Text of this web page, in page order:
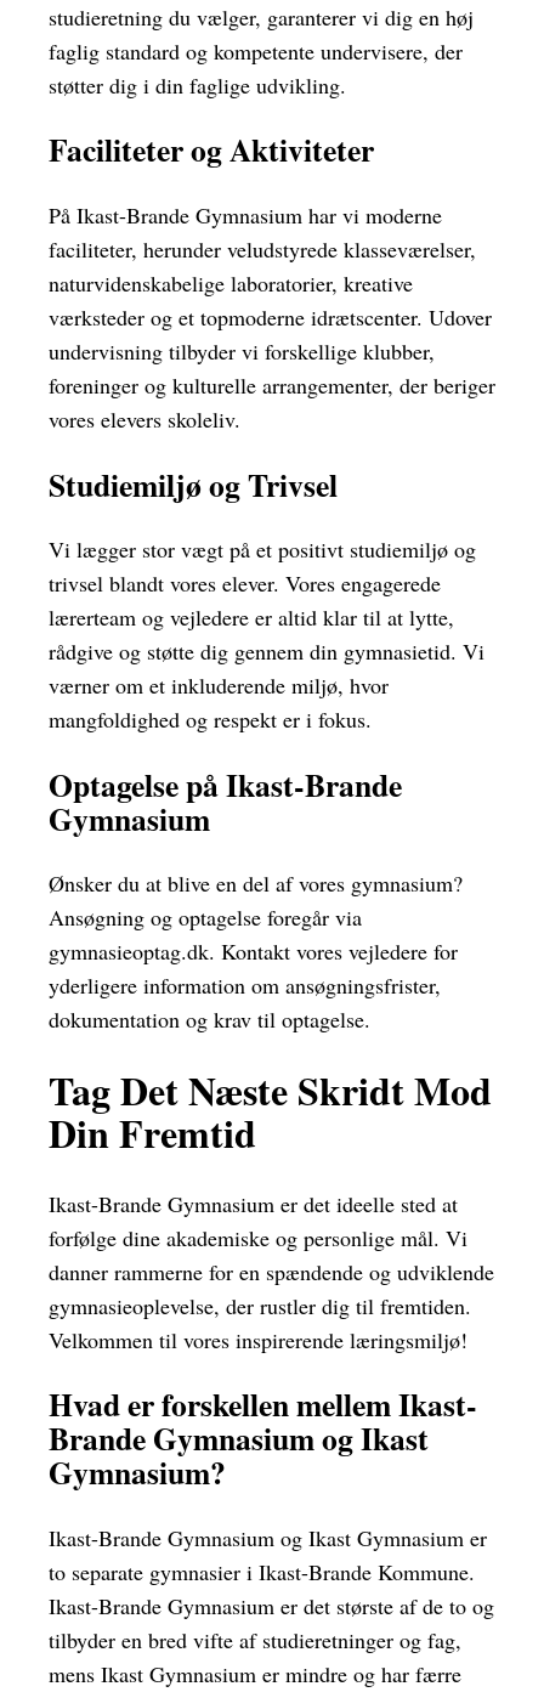
studieretning du vælger, garanterer vi dig en høj
faglig standard og kompetente undervisere, der
støtter dig i din faglige udvikling.
Faciliteter og Aktiviteter
På Ikast-Brande Gymnasium har vi moderne
faciliteter, herunder veludstyrede klasseværelser,
naturvidenskabelige laboratorier, kreative
værksteder og et topmoderne idrætscenter. Udover
undervisning tilbyder vi forskellige klubber,
foreninger og kulturelle arrangementer, der beriger
vores elevers skoleliv.
Studiemiljø og Trivsel
Vi lægger stor vægt på et positivt studiemiljø og
trivsel blandt vores elever. Vores engagerede
lærerteam og vejledere er altid klar til at lytte,
rådgive og støtte dig gennem din gymnasietid. Vi
værner om et inkluderende miljø, hvor
mangfoldighed og respekt er i fokus.
Optagelse på Ikast-Brande
Gymnasium
Ønsker du at blive en del af vores gymnasium?
Ansøgning og optagelse foregår via
gymnasieoptag.dk. Kontakt vores vejledere for
yderligere information om ansøgningsfrister,
dokumentation og krav til optagelse.
Tag Det Næste Skridt Mod
Din Fremtid
Ikast-Brande Gymnasium er det ideelle sted at
forfølge dine akademiske og personlige mål. Vi
danner rammerne for en spændende og udviklende
gymnasieoplevelse, der rustler dig til fremtiden.
Velkommen til vores inspirerende læringsmiljø!
Hvad er forskellen mellem Ikast-
Brande Gymnasium og Ikast
Gymnasium?
Ikast-Brande Gymnasium og Ikast Gymnasium er
to separate gymnasier i Ikast-Brande Kommune.
Ikast-Brande Gymnasium er det største af de to og
tilbyder en bred vifte af studieretninger og fag,
mens Ikast Gymnasium er mindre og har færre